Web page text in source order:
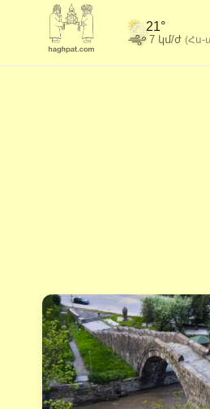
21°
7 կմ/ժ (Հս-